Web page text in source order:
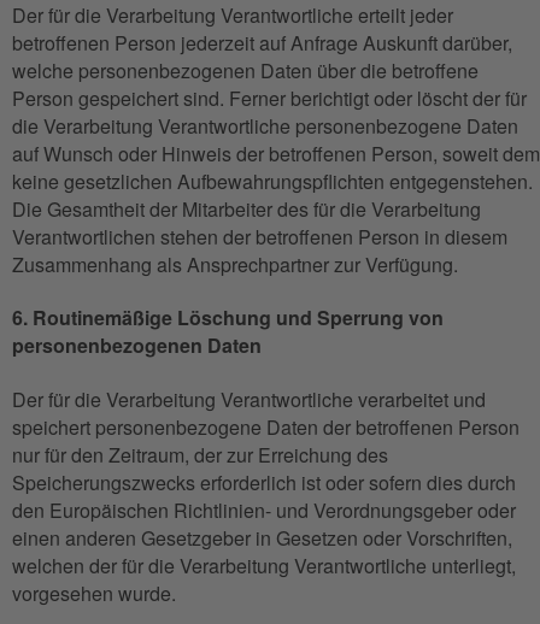
Der für die Verarbeitung Verantwortliche erteilt jeder
betroffenen Person jederzeit auf Anfrage Auskunft darüber,
welche personenbezogenen Daten über die betroffene
Person gespeichert sind. Ferner berichtigt oder löscht der für
die Verarbeitung Verantwortliche personenbezogene Daten
auf Wunsch oder Hinweis der betroffenen Person, soweit dem
keine gesetzlichen Aufbewahrungspflichten entgegenstehen.
Die Gesamtheit der Mitarbeiter des für die Verarbeitung
Verantwortlichen stehen der betroffenen Person in diesem
Zusammenhang als Ansprechpartner zur Verfügung.
6. Routinemäßige Löschung und Sperrung von
personenbezogenen Daten
Der für die Verarbeitung Verantwortliche verarbeitet und
speichert personenbezogene Daten der betroffenen Person
nur für den Zeitraum, der zur Erreichung des
Speicherungszwecks erforderlich ist oder sofern dies durch
den Europäischen Richtlinien- und Verordnungsgeber oder
einen anderen Gesetzgeber in Gesetzen oder Vorschriften,
welchen der für die Verarbeitung Verantwortliche unterliegt,
vorgesehen wurde.